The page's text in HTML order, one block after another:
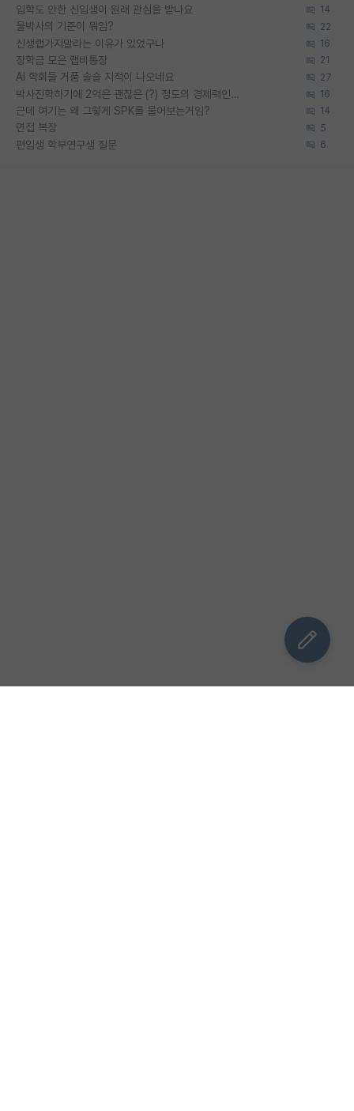
입학도 안한 신입생이 원래 관심을 받나요 14
물박사의 기준이 뭐임? 22
신생랩가지말라는 이유가 있었구나 16
장학금 모은 랩비통장 21
AI 학회들 거품 슬슬 지적이 나오네요 27
박사진학하기에 2억은 괜찮은 (?) 정도의 경제력인가요 16
근데 여기는 왜 그렇게 SPK를 물어보는거임? 14
면접 복장 5
편입생 학부연구생 질문 6